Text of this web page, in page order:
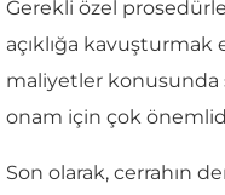
Gerekli özel
açıklığa kavuşturmak
maliyetler konusunda
onam için çok
Son olarak, cerrahın